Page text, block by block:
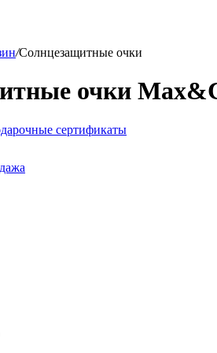
/Солнцезащитные очки
очки
сертификаты